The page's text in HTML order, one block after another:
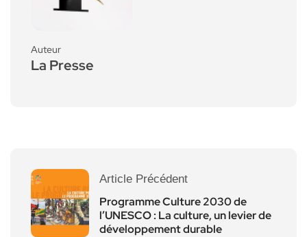
Auteur
La Presse
Article Précédent
Programme Culture 2030 de
l’UNESCO : La culture, un levier de
développement durable